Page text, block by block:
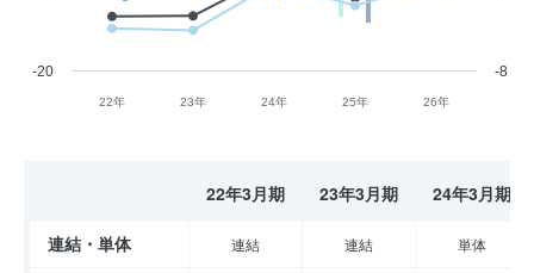
22年 23年 24年 25年 26年
-20 -8
22年3月期 23年3月期 24年3月期
連結・単体 連結 連結 単体